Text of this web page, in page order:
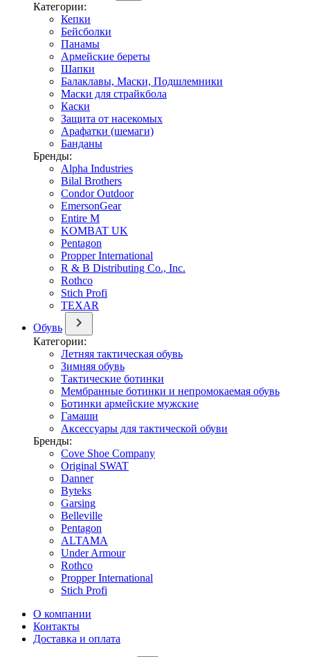
Категории:
Кепки
Бейсболки
Панамы
Армейские береты
Шапки
Балаклавы, Маски, Подшлемники
Маски для страйкбола
Каски
Защита от насекомых
Арафатки (шемаги)
Банданы
Бренды:
Alpha Industries
Bilal Brothers
Condor Outdoor
EmersonGear
Entire M
KOMBAT UK
Pentagon
Propper International
R & B Distributing Co., Inc.
Rothco
Stich Profi
TEXAR
Обувь
Категории:
Летняя тактическая обувь
Зимняя обувь
Тактические ботинки
Мембранные ботинки и непромокаемая обувь
Ботинки армейские мужские
Гамаши
Аксессуары для тактической обуви
Бренды:
Cove Shoe Company
Original SWAT
Danner
Byteks
Garsing
Belleville
Pentagon
ALTAMA
Under Armour
Rothco
Propper International
Stich Profi
О компании
Контакты
Доставка и оплата